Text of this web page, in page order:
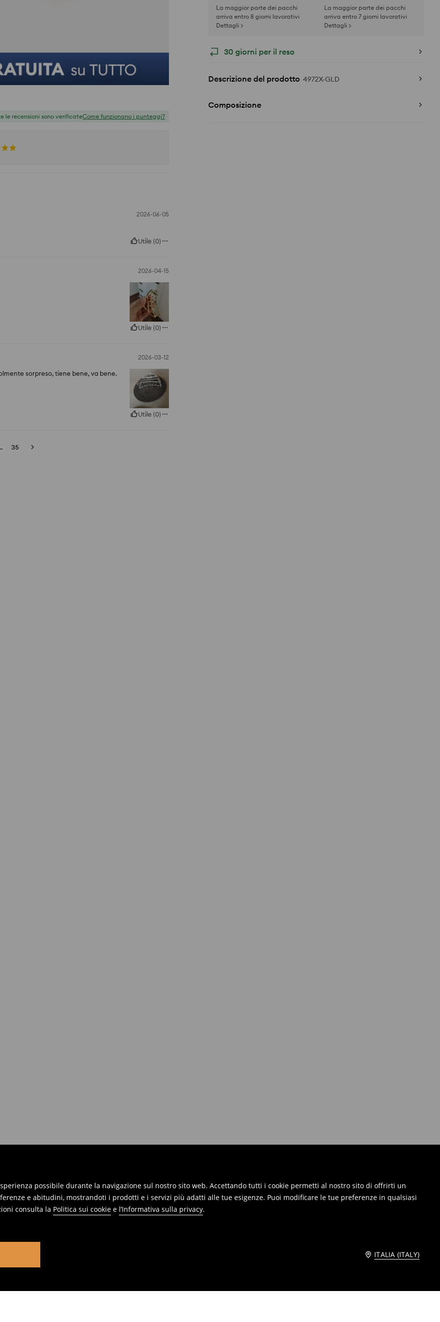
possibile durante la navigazione sul nostro sito web. Accettando tutti i cookie permetti al nostro sito di offrirti un
e abitudini, mostrandoti i prodotti e i servizi più adatti alle tue esigenze. Puoi modificare le tue preferenze in qualsiasi
consulta la Politica sui cookie e l’Informativa sulla privacy.
ITALIA (ITALY)
La maggior parte dei pacchi
arriva entro 8 giorni lavorativi
Dettagli >
La maggior parte dei pacchi
arriva entro 7 giorni lavorativi
Dettagli >
30 giorni per il reso
Descrizione del prodotto 4972X-GLD
Composizione
le recensioni sono verificateCome funzionano i punteggi?
2026-06-05
Utile (0)
2026-04-15
Utile (0)
2026-03-12
sorpreso, tiene bene, va bene.
Utile (0)
35